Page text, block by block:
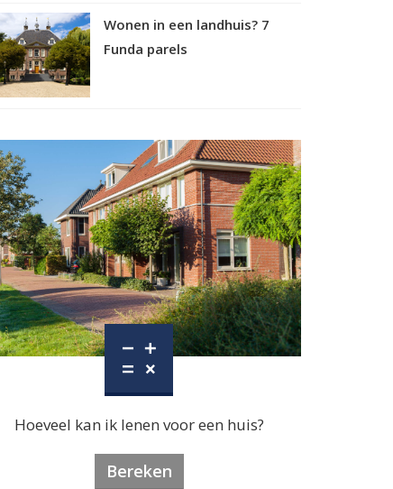
Wonen in een landhuis? 7
Funda parels
Hoeveel kan ik lenen voor een huis?
Bereken